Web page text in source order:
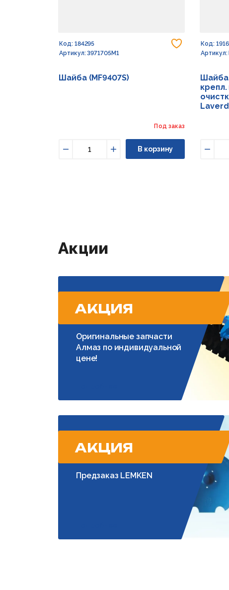
Добавить
Код: 184295
Артикул: 3971705M1
Шайба (MF9407S)
Под заказ
Увеличить
В корзину
Код:
Артикул:
Шайба
Акции
АКЦИЯ
Оригинальные запчасти
Алмаз по индивидуальной
цене!
АКЦИЯ
Предзаказ LEMKEN